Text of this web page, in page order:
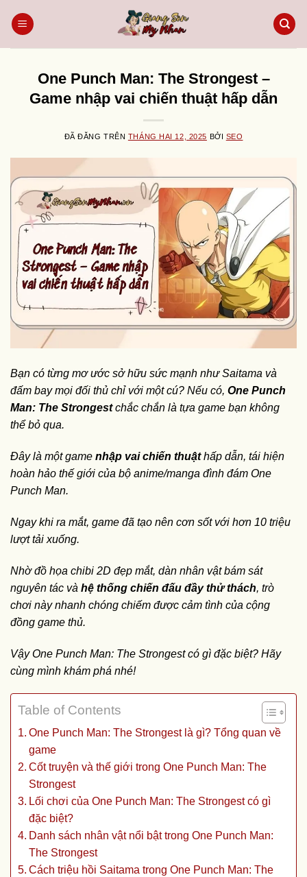
đến
One Punch Man: The Strongest –
Game nhập vai chiến thuật hấp dẫn
ĐÃ ĐĂNG TRÊN THÁNG HAI 12, 2025 BỞI SEO
Bạn có từng mơ ước sở hữu sức mạnh như Saitama và
đấm bay mọi đối thủ chỉ với một cú? Nếu có, One Punch
Man: The Strongestchắc chắn là tựa game bạn không
thể bỏ qua.
Đây là một game nhập vai chiến thuậthấp dẫn, tái hiện
hoàn hảo thế giới của bộ anime/manga đình đám One
Punch Man.
Ngay khi ra mắt, game đã tạo nên cơn sốt với hơn 10 triệu
lượt tải xuống.
Nhờ đồ họa chibi 2D đẹp mắt, dàn nhân vật bám sát
nguyên tác và hệ thống chiến đấu đầy thử thách, trò
chơi này nhanh chóng chiếm được cảm tình của cộng
đồng game thủ.
Vậy One Punch Man: The Strongest có gì đặc biệt? Hãy
cùng mình khám phá nhé!
Table of Contents
One Punch Man: The Strongest là gì? Tổng quan về
game
Cốt truyện và thế giới trong One Punch Man: The
Strongest
Lối chơi của One Punch Man: The Strongest có gì
đặc biệt?
Danh sách nhân vật nổi bật trong One Punch Man:
The Strongest
Cách triệu hồi Saitama trong One Punch Man: The